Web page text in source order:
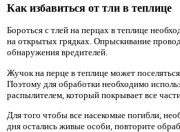
Как избавиться от тли в теплице
Бороться с тлей на перцах в теплице
на открытых грядках. Опрыскивание
обнаружения вредителей.
Жучок на перце в теплице может
Поэтому для обработки необходимо
распылителем, который покрывает все
Для того чтобы все насекомые погибли,
дня остались живые особи, повторите